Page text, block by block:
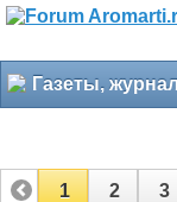
Газеты,
1 2 3